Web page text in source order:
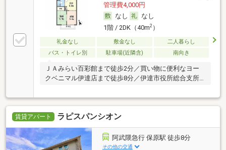
管理費4,000円
なし
なし
1階 / 2DK（40m2）
礼金なし 敷金なし
二人暮らし
バス・トイレ別
駐車場(近隣含) 南向き
ＪＡみらい百彩館まで徒歩2分／買い物に便利なヨー
クベニマル伊達店まで徒歩8分／伊達市役所総合支所
賃貸アパート ラピスパンシオン
阿武隈急行 保原駅 徒歩8分
その他の交通